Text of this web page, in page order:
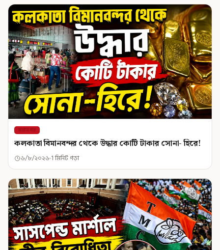
মহানগর
কলকাতা বিমানবন্দর থেকে উদ্ধার কোটি টাকার সোনা- হিরে!
৬/৮/২০২৬ 1 মিনিট পড়া